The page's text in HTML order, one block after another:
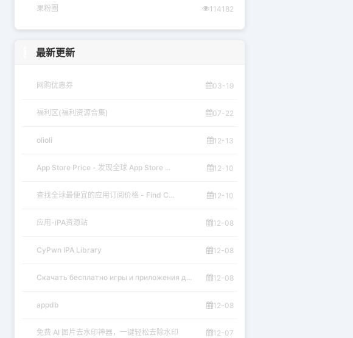
果粉圈 114182
最新更新
网购优惠券 03-19
福利区(福利资源合集) 07-22
olioli 12-13
App Store Price - 发现全球 App Store ... 12-10
查找全球最便宜的应用订阅价格 - Find C... 12-10
应用-iPA资源站 12-08
CyPwn IPA Library 12-08
Скачать бесплатно игры и приложения д... 12-08
appdb 12-08
免费 AI 图片去水印神器，一键轻松去除水印 12-07